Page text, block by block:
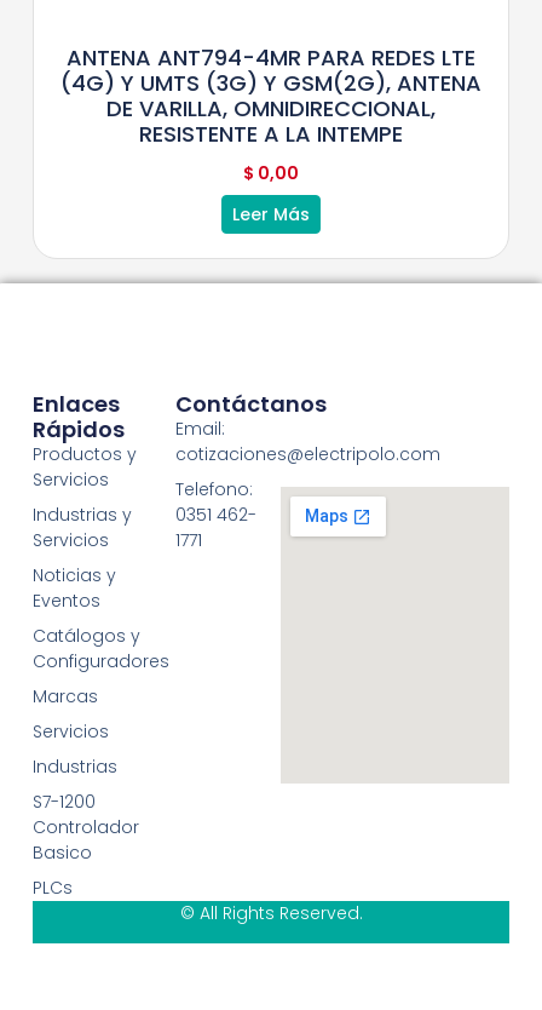
ANTENA ANT794-4MR PARA REDES LTE
(4G) Y UMTS (3G) Y GSM(2G), ANTENA
DE VARILLA, OMNIDIRECCIONAL,
RESISTENTE A LA INTEMPE
$ 0,00
Leer Más
Enlaces
Rápidos
Productos y
Servicios
Industrias y
Servicios
Noticias y
Eventos
Catálogos y
Configuradores
Marcas
Servicios
Industrias
S7-1200
Controlador
Basico
PLCs
Contáctanos
Email:
cotizaciones@electripolo.com
Telefono:
0351 462-
1771
© All Rights Reserved.